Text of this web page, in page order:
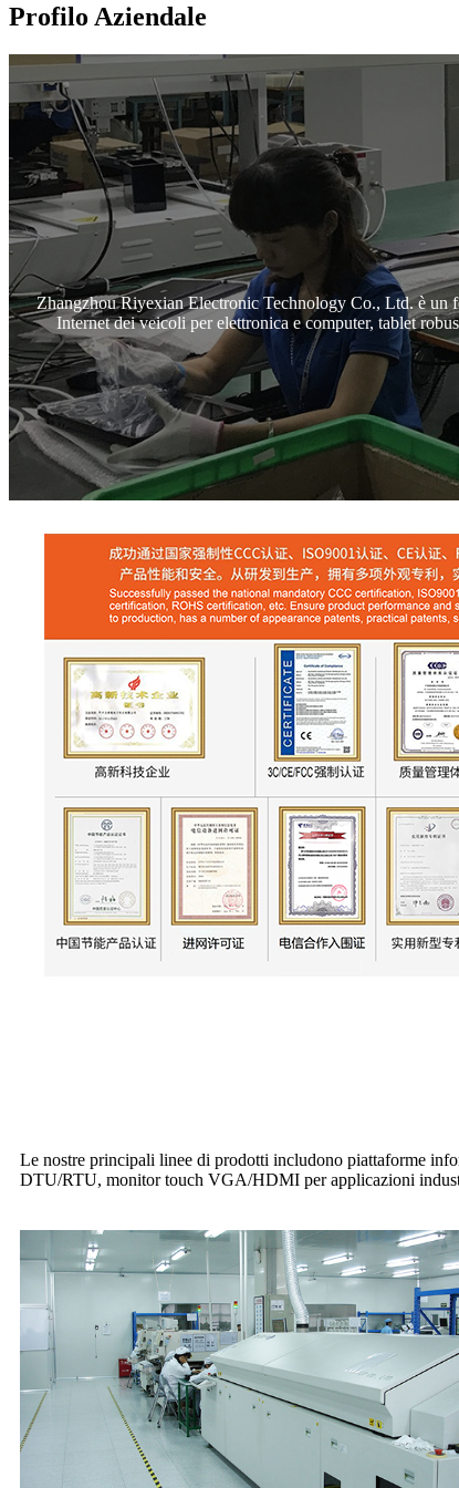
Profilo Aziendale
Zhangzhou Riyexian Electronic Technology Co., Ltd. è un
Internet dei veicoli per elettronica e computer, tablet
Le nostre principali linee di prodotti includono piattaforme
DTU/RTU, monitor touch VGA/HDMI per applicazioni